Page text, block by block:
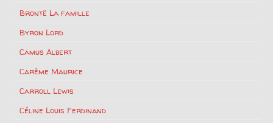
Brontë La famille
Byron Lord
Camus Albert
Carême Maurice
Carroll Lewis
Céline Louis Ferdinand